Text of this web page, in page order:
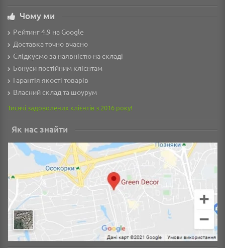
Чому ми
Рейтинг 4.9 на Google
Доставка точно вчасно
Слідкуємо за наявністю на складі
Бонуси постійним клієнтам
Гарантія якості товарів
Власний склад та шоурум
Тисячі задоволених клієнтів з 2016 року!
Як нас знайти